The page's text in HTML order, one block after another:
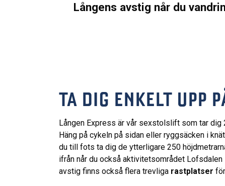
Långens avstig når du
TA DIG ENKELT UPP
Lången Express är vår sexstolslift som tar dig
Häng på cykeln på sidan eller ryggsäcken i
du till fots ta dig de ytterligare 250
ifrån når du också aktivitetsområdet Lofsdalen
avstig finns också flera trevliga rastplatser